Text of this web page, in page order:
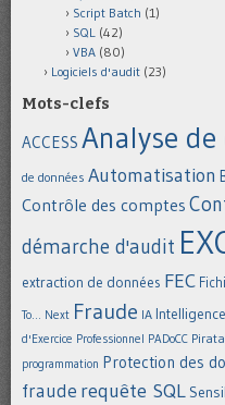
Script Batch (1)
SQL (42)
VBA (80)
Logiciels d'audit (23)
Mots-clefs
ACCESS Analyse
de données Automatisation
Contrôle des comptes
démarche d'audit
extraction de données FEC
To... Next Fraude IA
d'Exercice Professionnel PADoCC
programmation Protection des
fraude requête SQL